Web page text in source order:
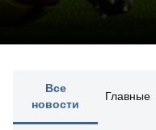
Все
новости
Главные